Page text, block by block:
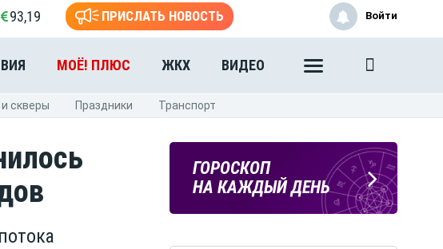
93,19 ПРИСЛАТЬ НОВОСТЬ
МОЁ! ПЛЮС ЖКХ ВИДЕО
Войти
и скверы Праздники Транспорт
ГОРОСКОП
НА КАЖДЫЙ ДЕНЬ
Подпишись
на тг-канал
«МОЁ! Белгород»
ПОГОДА
В БЕЛГОРОДЕ